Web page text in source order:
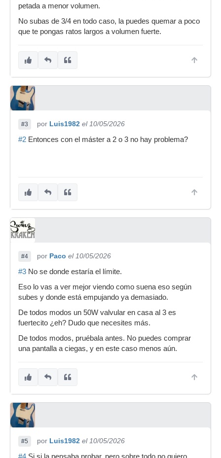
petada a menor volumen.
No subas de 3/4 en todo caso, la puedes quemar a poco
que te pongas ratos largos a volumen fuerte.
#3 por Luis1982 el 10/05/2026
#2 Entonces con el máster a 2 o 3 no hay problema?
#4 por Paco el 10/05/2026
#3 No se donde estaría el límite.
Eso lo vas a ver mejor viendo como suena eso según
subes y donde está empujando ya demasiado.
De todos modos un 50W valvular en casa al 3 es
fuertecito ¿eh? Dudo que necesites más.
De todos modos, pruébala antes. No puedes comprar
una pantalla a ciegas, y en este caso menos aún.
#5 por Luis1982 el 10/05/2026